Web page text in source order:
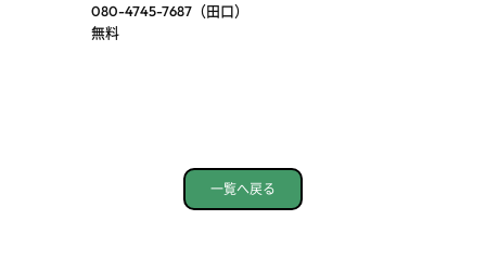
080-4745-7687（田口）
無料
一覧へ戻る